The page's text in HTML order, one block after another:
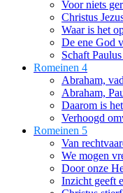
Voor niets
Christus
Waar is het
De ene God
Schaft
Romeinen 4
Abraham,
Abraham,
Daarom is
Verhoogd
Romeinen 5
Van
We mogen
Door onze
Inzicht geeft